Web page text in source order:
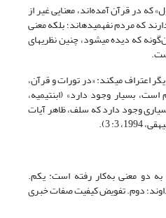
که در قرآن آمده‌اند، معنایی غیر از
که مردم نفهمیده‏اند؛ بلکه معنی
که دیده می‏شود، چنین نظریه‏ای
اعتراف می‏کند: «در تورات و قرآن،
بسیار وجود دارد» (ابن‏تیمیه،
بسیاری وجود دارد که سلف، ظاهر آیات
3: 3).
دو معنی به‌کار رفته است: یکم.
دوم. تفویض کیفیت صفات خبری